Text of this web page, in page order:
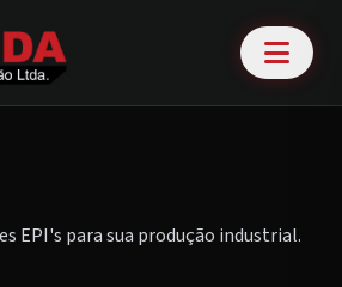
EPI's para sua produção industrial.